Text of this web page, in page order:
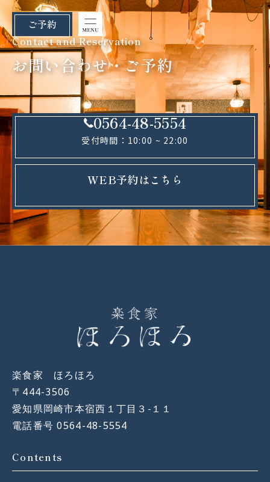
ご予約
Contact and Reservation
お問い合わせ・ご予約
0564-48-5554
受付時間：10:00 ~ 22:00
WEB予約はこちら
楽食家 ほろほろ
〒444-3506
愛知県岡崎市本宿西１丁目３−１１
電話番号 0564-48-5554
Contents